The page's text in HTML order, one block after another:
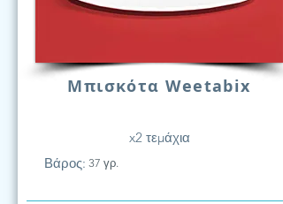
Μπισκότα Weetabix
x2 τεμάχια
Βάρος: 37 γρ.